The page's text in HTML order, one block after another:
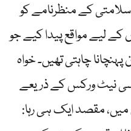
کے منظرنامے کو
کے لیے مواقع پیدا کیے جو
چاہتی تھیں۔ خواہ
نیٹ ورکس کے ذریعے
مقصد ایک ہی رہا: